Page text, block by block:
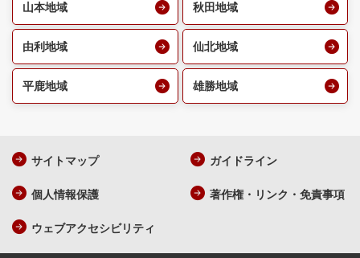
山本地域 秋田地域
由利地域 仙北地域
平鹿地域 雄勝地域
サイトマップ ガイドライン
個人情報保護 著作権・リンク・免責事項
ウェブアクセシビリティ